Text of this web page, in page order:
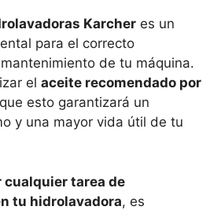
Karcher es un
para el correcto
de tu máquina.
el aceite recomendado por
esto garantizará un
y una mayor vida útil de tu
cualquier tarea de
tu hidrolavadora, es